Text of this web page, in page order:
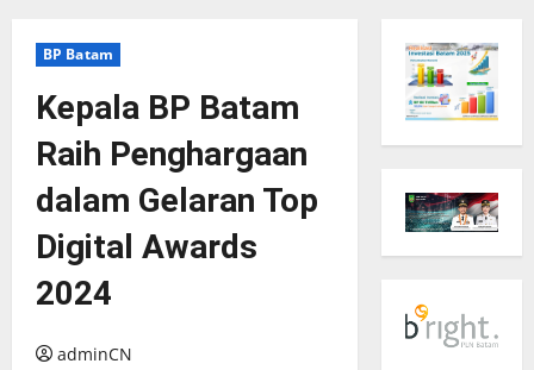
BP Batam
Kepala BP Batam
Raih Penghargaan
dalam Gelaran Top
Digital Awards
2024
adminCN